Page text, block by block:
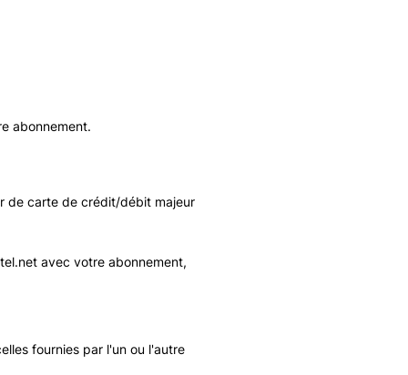
abonnement.
de carte de crédit/débit majeur
avec votre abonnement,
fournies par l'un ou l'autre